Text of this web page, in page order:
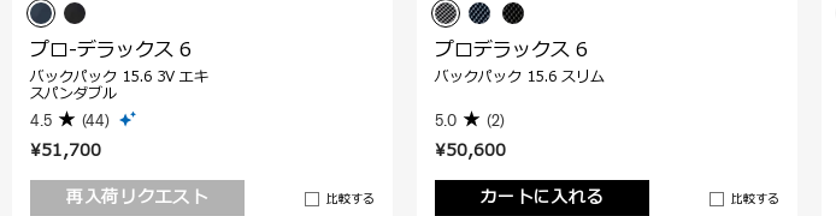
¥51,700
再入荷リクエスト
比較する
プロ-デラックス 6
バックパック 15.6 3V エキ
スパンダブル
4.5 (44)
¥50,600
カートに入れる
比較する
プロデラックス 6
バックパック 15.6 スリム
5.0 (2)